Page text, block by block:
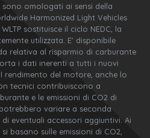
sono omologati ai sensi della
Harmonized Light Vehicles
sostituisce il ciclo NEDC, la
utilizzata. E’ disponibile
relativa al risparmio di carburante
i dati inerenti a tutti i nuovi
rendimento del motore, anche lo
tecnici contribuiscono a
e le emissioni di CO2 di
variare a seconda
eventuali accessori aggiuntivi. Ai
basano sulle emissioni di CO2,